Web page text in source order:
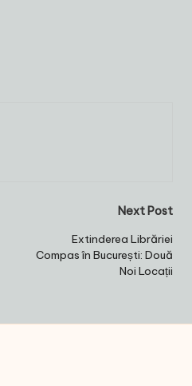
Next Post
Extinderea Librăriei
Compas în București: Două
Noi Locații